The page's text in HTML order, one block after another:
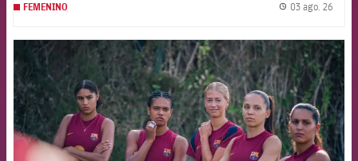
FEMENINO 03 ago. 26
FCB Barcelona badge